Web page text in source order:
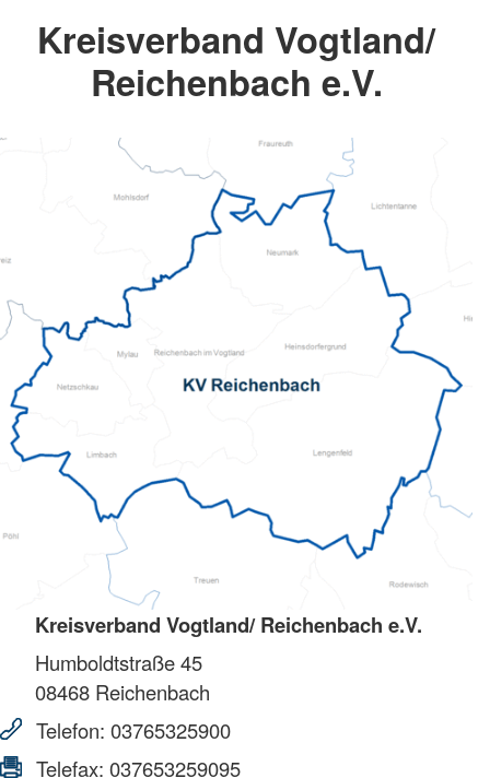
Kreisverband Vogtland/
Reichenbach e.V.
Kreisverband Vogtland/ Reichenbach e.V.
Humboldtstraße 45
08468 Reichenbach
Telefon: 03765325900
Telefax: 037653259095